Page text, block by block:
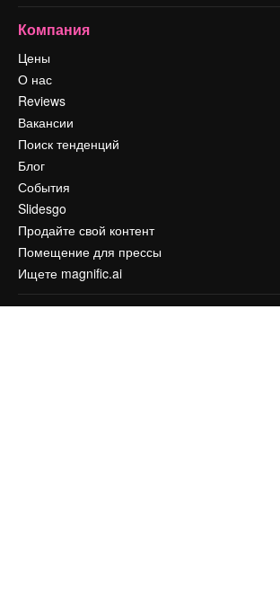
Компания
Цены
О нас
Reviews
Вакансии
Поиск тенденций
Блог
События
Slidesgo
Продайте свой контент
Помещение для прессы
Ищете magnific.ai